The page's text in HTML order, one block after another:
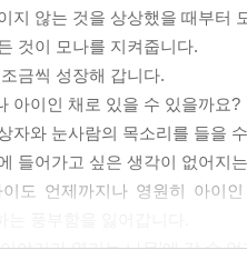
지 않는 것을 상상했을 때부터
것이 모나를 지켜줍니다.
금씩 성장해 갑니다.
아이인 채로 있을 수 있을까요?
자와 눈사람의 목소리를 들을
들어가고 싶은 생각이 없어
도 언제까지나 영원히 아이
야기가 열리는 나무'에 갈 수